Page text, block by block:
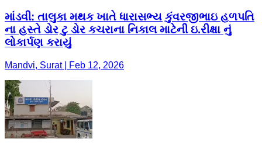
માંડવી: તાલુકા મથક ખાતે ધારાસભ્ય કુંવરજીભાઇ હળપતિ
ના હસ્તે ડોર ટુ ડોર કચરાના નિકાલ માટેની ઇ.રીક્ષા નું
લોકાર્પણ કરાયું
Mandvi, Surat | Feb 12, 2026